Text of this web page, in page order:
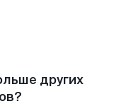
других